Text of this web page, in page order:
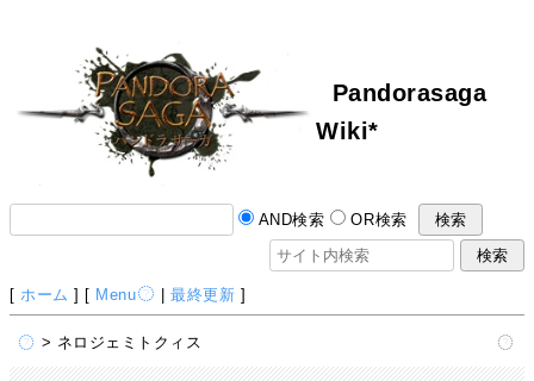
Pandorasaga
Wiki*
AND検索 OR検索
[ ホーム ] [ Menu |最終更新 ]
> ネロジェミトクィス